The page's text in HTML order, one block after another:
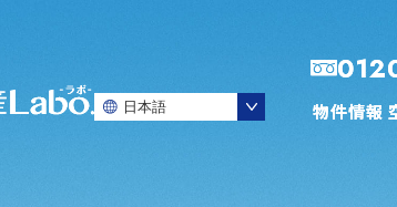
物件情報
物件情報